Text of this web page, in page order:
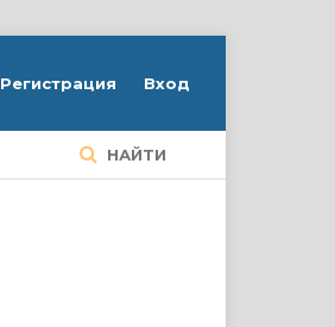
НАЙТИ
Регистрация Вход